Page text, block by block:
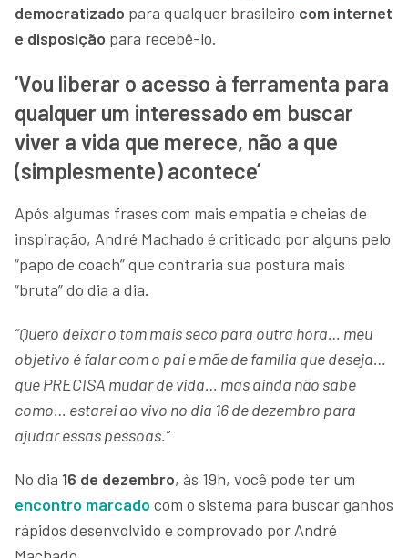
democratizado para qualquer brasileiro com internet
e disposição para recebê-lo.
‘Vou liberar o acesso à ferramenta para
qualquer um interessado em buscar
viver a vida que merece, não a que
(simplesmente) acontece’
Após algumas frases com mais empatia e cheias de
inspiração, André Machado é criticado por alguns pelo
“papo de coach” que contraria sua postura mais
“bruta” do dia a dia.
“Quero deixar o tom mais seco para outra hora… meu
objetivo é falar com o pai e mãe de família que deseja…
que PRECISA mudar de vida… mas ainda não sabe
como… estarei ao vivo no dia 16 de dezembro para
ajudar essas pessoas.”
No dia 16 de dezembro, às 19h, você pode ter um
encontro marcado com o sistema para buscar ganhos
rápidos desenvolvido e comprovado por André